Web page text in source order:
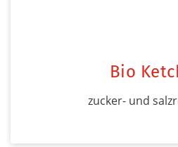
Bio
zucker- und